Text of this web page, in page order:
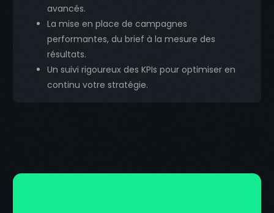
avancés.
La mise en place de campagnes
performantes, du brief à la mesure des
résultats.
Un suivi rigoureux des KPIs pour optimiser en
continu votre stratégie.